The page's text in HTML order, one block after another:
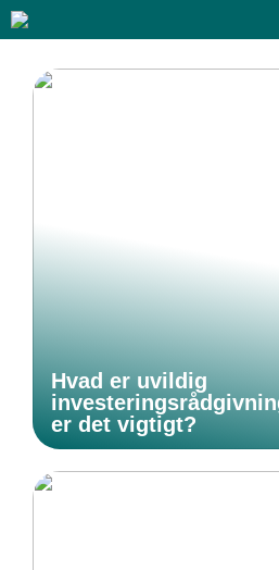
Hvad er uvildig
er det vigtigt?